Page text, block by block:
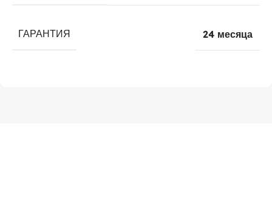
ГАРАНТИЯ 24 месяца